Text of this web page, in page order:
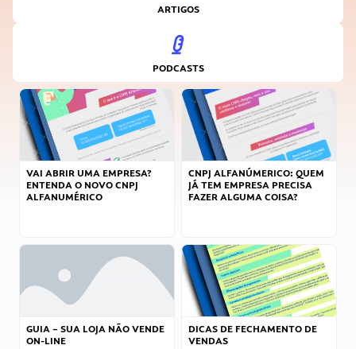
ARTIGOS
PODCASTS
VAI ABRIR UMA EMPRESA?
ENTENDA O NOVO CNPJ
ALFANUMÉRICO
CNPJ ALFANÚMERICO: QUEM
JÁ TEM EMPRESA PRECISA
FAZER ALGUMA COISA?
GUIA – SUA LOJA NÃO VENDE
ON-LINE
DICAS DE FECHAMENTO DE
VENDAS